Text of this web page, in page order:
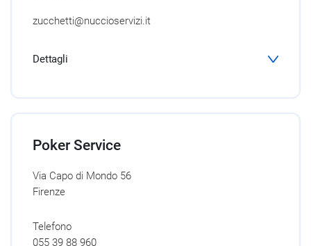
zucchetti@nuccioservizi.it
Dettagli
Poker Service
Via Capo di Mondo 56
Firenze
Telefono
055 39 88 960